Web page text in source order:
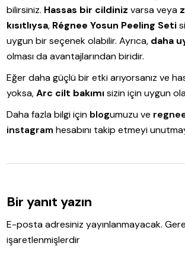
bilirsiniz. Hassas bir cildiniz varsa veya
kısıtlıysa, Régnee Yosun Peeling Seti
uygun bir seçenek olabilir. Ayrıca, daha
olması da avantajlarından biridir.
Eğer daha güçlü bir etki arıyorsanız ve
yoksa,Arc cilt bakımısizin için uygun
Daha fazla bilgi için blogumuzu ve
instagram hesabını takip etmeyi
Bir yanıt yazın
E-posta adresiniz yayınlanmayacak.
işaretlenmişlerdir